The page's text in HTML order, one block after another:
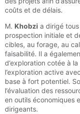
coûts et de délais.
M. Khobzi a dirigé
prospection initiale et
cibles, au forage, au
faisabilité. Il a
d’exploration cotée à
l’exploration active
base à fort potentiel.
l’évaluation des
en outils économiques
dirigeants.